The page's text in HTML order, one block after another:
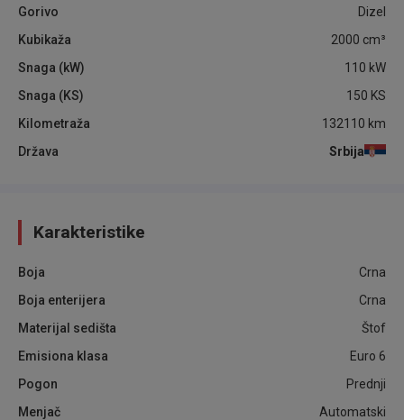
Gorivo
Dizel
Kubikaža
2000 cm³
Snaga (kW)
110 kW
Snaga (KS)
150 KS
Kilometraža
132110 km
Država
Srbija
Karakteristike
Boja
Crna
Boja enterijera
Crna
Materijal sedišta
Štof
Emisiona klasa
Euro 6
Pogon
Prednji
Menjač
Automatski